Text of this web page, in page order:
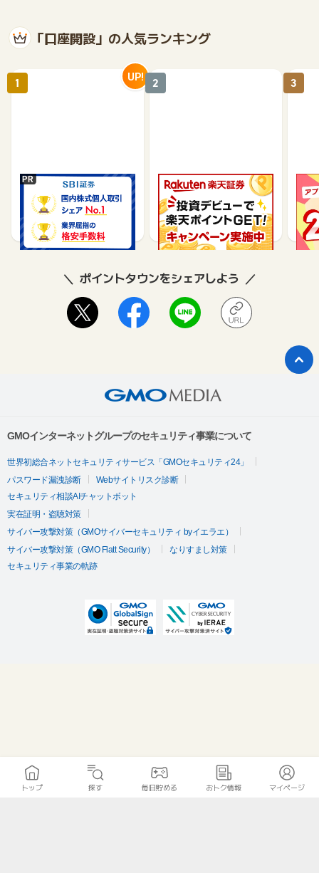
「口座開設」の人気ランキング
SBI証券【新規口座開設
完了】
9,565 17,000
1 UP!
楽天証券【総合口座開設
完了】
7,500
2
【
行】
3
ポイントタウンをシェアしよう
GMOインターネットグループのセキュリティ事業について
世界初総合ネットセキュリティサービス「GMOセキュリティ24」
パスワード漏洩診断
Webサイトリスク診断
セキュリティ相談AIチャットボット
実在証明・盗聴対策
サイバー攻撃対策（GMOサイバーセキュリティ byイエラエ）
サイバー攻撃対策（GMO Flatt Security）
なりすまし対策
セキュリティ事業の軌跡
トップ 探す 毎日貯める おトク情報 マイページ